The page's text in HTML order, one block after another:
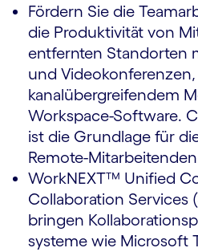
Fördern Sie die
die Produktivität von
entfernten Standorten
und Videokonferenzen,
kanalübergreifendem
Workspace-Software.
ist die Grundlage für
Remote-
WorkNEXT™ Unified
Collaboration Services
bringen
systeme wie Microsoft